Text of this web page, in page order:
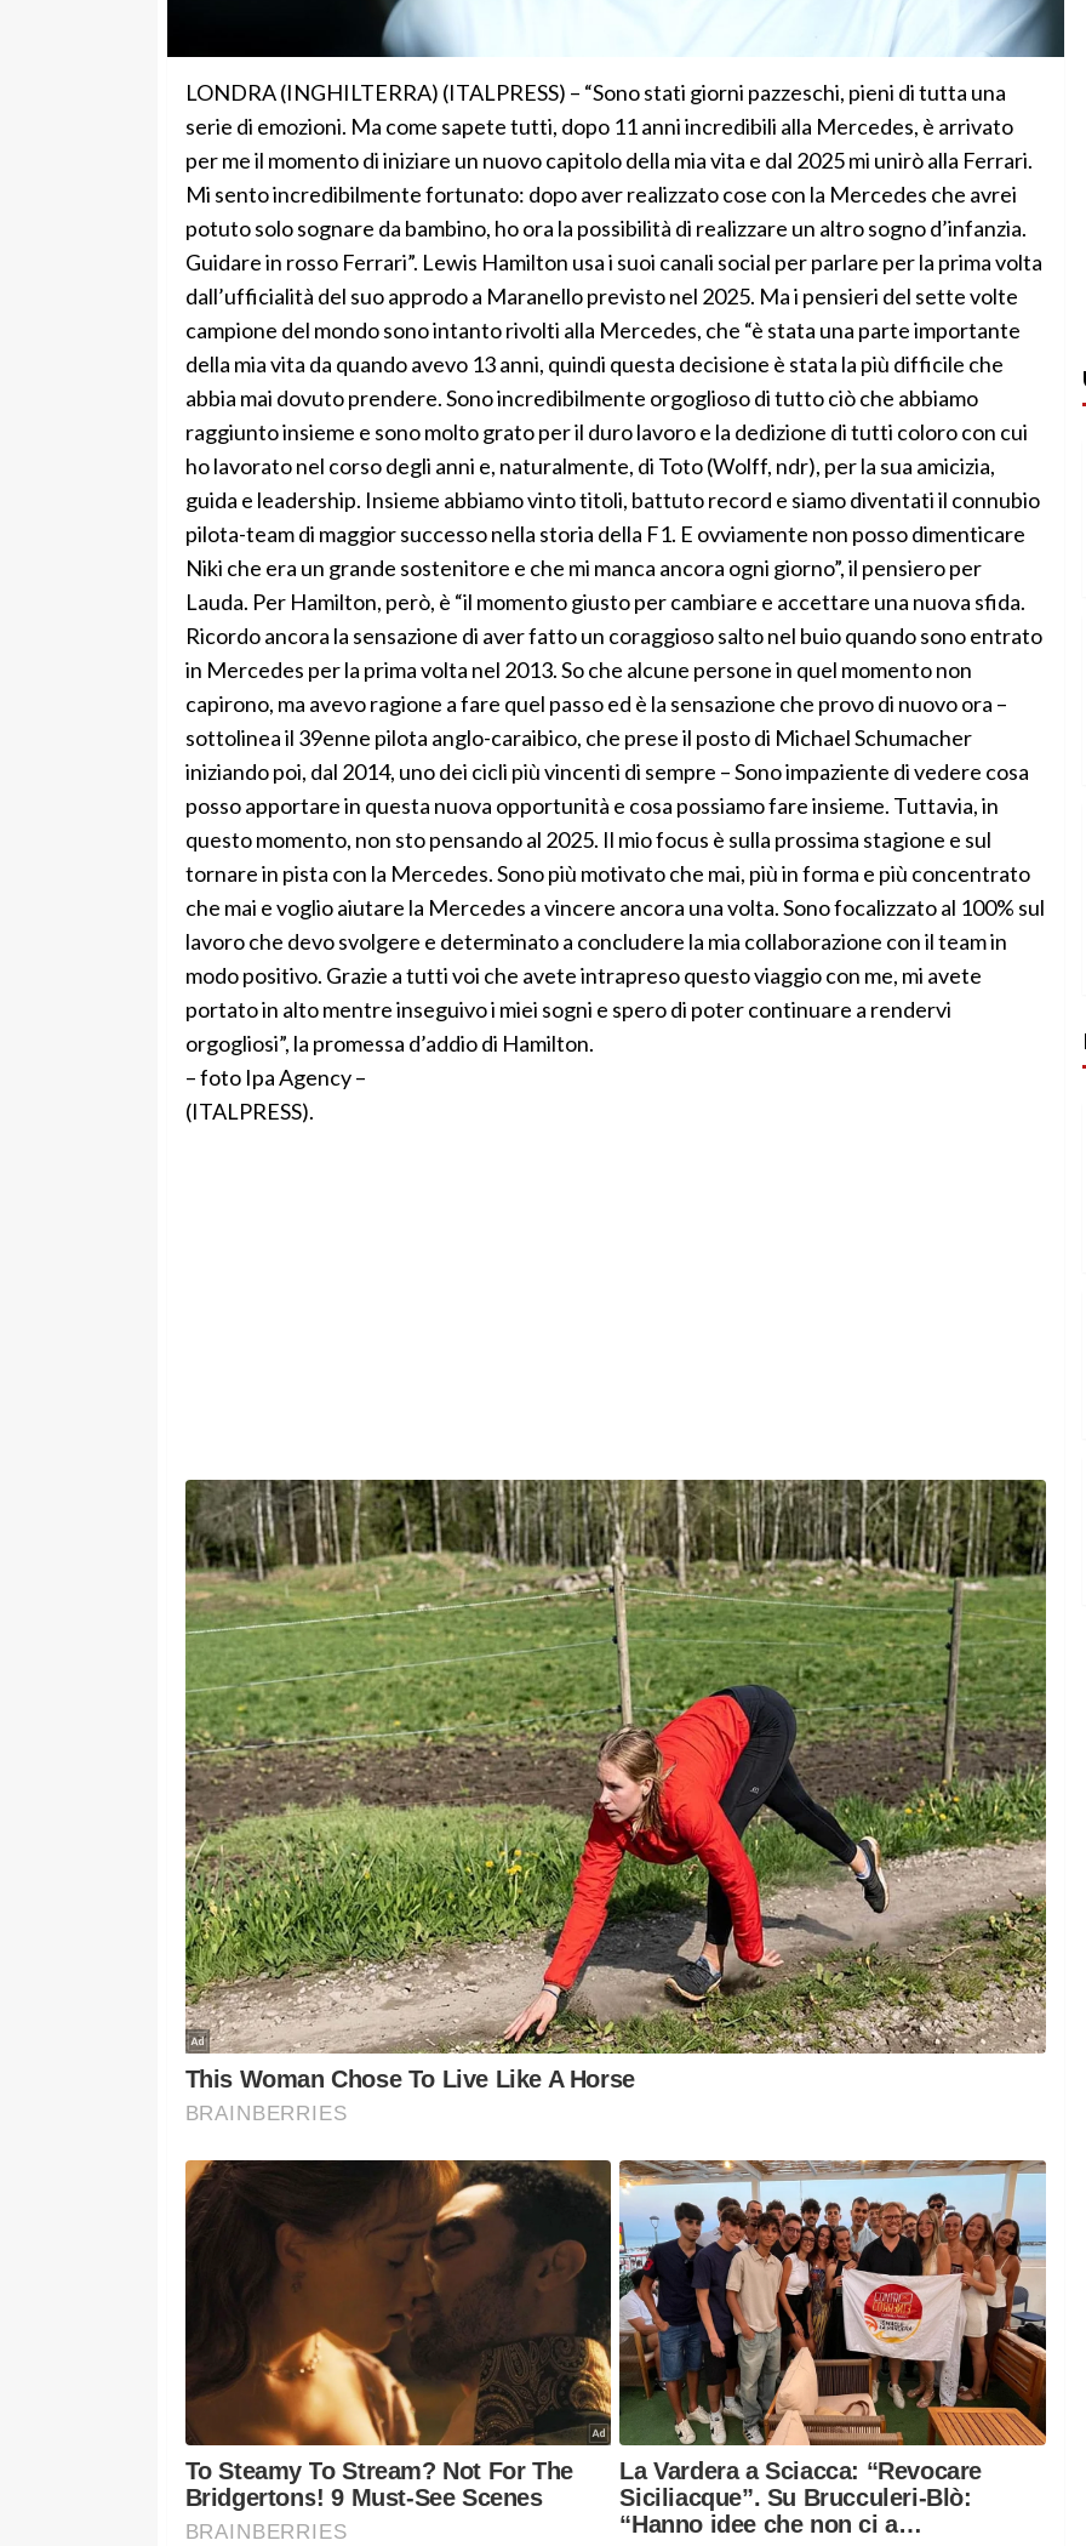
LONDRA (INGHILTERRA) (ITALPRESS) – “Sono stati giorni pazzeschi, pieni di tutta una
serie di emozioni. Ma come sapete tutti, dopo 11 anni incredibili alla Mercedes, è arrivato
per me il momento di iniziare un nuovo capitolo della mia vita e dal 2025 mi unirò alla Ferrari.
Mi sento incredibilmente fortunato: dopo aver realizzato cose con la Mercedes che avrei
potuto solo sognare da bambino, ho ora la possibilità di realizzare un altro sogno d’infanzia.
Guidare in rosso Ferrari”. Lewis Hamilton usa i suoi canali social per parlare per la prima volta
dall’ufficialità del suo approdo a Maranello previsto nel 2025. Ma i pensieri del sette volte
campione del mondo sono intanto rivolti alla Mercedes, che “è stata una parte importante
della mia vita da quando avevo 13 anni, quindi questa decisione è stata la più difficile che
abbia mai dovuto prendere. Sono incredibilmente orgoglioso di tutto ciò che abbiamo
raggiunto insieme e sono molto grato per il duro lavoro e la dedizione di tutti coloro con cui
ho lavorato nel corso degli anni e, naturalmente, di Toto (Wolff, ndr), per la sua amicizia,
guida e leadership. Insieme abbiamo vinto titoli, battuto record e siamo diventati il connubio
pilota-team di maggior successo nella storia della F1. E ovviamente non posso dimenticare
Niki che era un grande sostenitore e che mi manca ancora ogni giorno”, il pensiero per
Lauda. Per Hamilton, però, è “il momento giusto per cambiare e accettare una nuova sfida.
Ricordo ancora la sensazione di aver fatto un coraggioso salto nel buio quando sono entrato
in Mercedes per la prima volta nel 2013. So che alcune persone in quel momento non
capirono, ma avevo ragione a fare quel passo ed è la sensazione che provo di nuovo ora –
sottolinea il 39enne pilota anglo-caraibico, che prese il posto di Michael Schumacher
iniziando poi, dal 2014, uno dei cicli più vincenti di sempre – Sono impaziente di vedere cosa
posso apportare in questa nuova opportunità e cosa possiamo fare insieme. Tuttavia, in
questo momento, non sto pensando al 2025. Il mio focus è sulla prossima stagione e sul
tornare in pista con la Mercedes. Sono più motivato che mai, più in forma e più concentrato
che mai e voglio aiutare la Mercedes a vincere ancora una volta. Sono focalizzato al 100% sul
lavoro che devo svolgere e determinato a concludere la mia collaborazione con il team in
modo positivo. Grazie a tutti voi che avete intrapreso questo viaggio con me, mi avete
portato in alto mentre inseguivo i miei sogni e spero di poter continuare a rendervi
orgogliosi”, la promessa d’addio di Hamilton.
– foto Ipa Agency –
(ITALPRESS).